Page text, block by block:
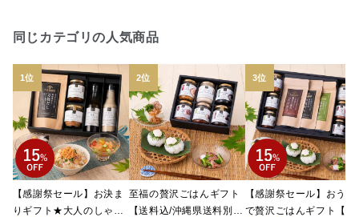
同じカテゴリの人気商品
【感謝祭セール】お決ま
りギフト★大人のしゃけ
至福の贅沢ごはんギフト
【送料込/沖縄県送料別
【感謝祭セール】おうち
で贅沢ごはんギフト【送